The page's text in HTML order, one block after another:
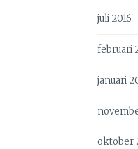
juli 2016
februari
januari
oktober